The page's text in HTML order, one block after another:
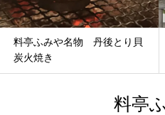
料亭ふみや名物 丹後とり貝
炭火焼き
料亭